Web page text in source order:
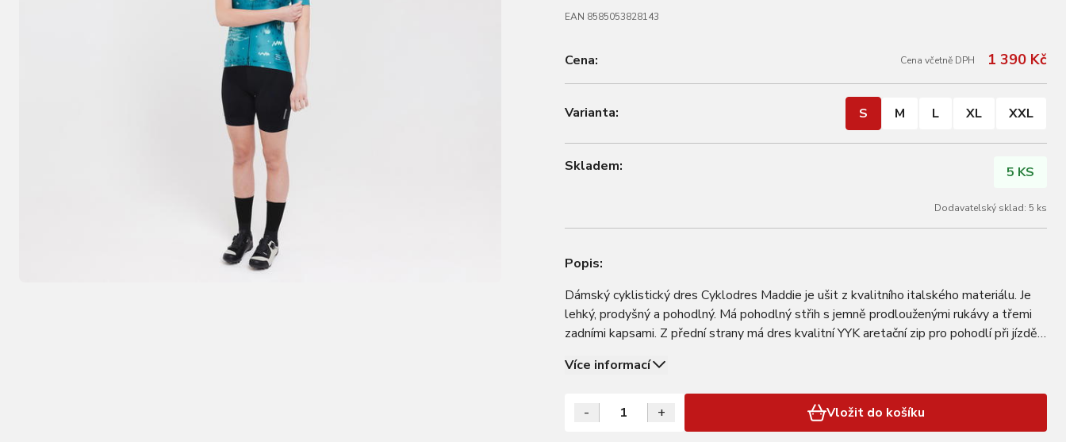
EAN 8585053828143
Cena: Cena včetně DPH 1 390 Kč
Varianta: S M L XL XXL
Skladem: 5 KS
Dodavatelský sklad: 5 ks
Popis:
Dámský cyklistický dres Cyklodres Maddie je ušit z kvalitního italského materiálu. Je
lehký, prodyšný a pohodlný. Má pohodlný střih s jemně prodlouženými rukávy a třemi
zadními kapsami. Z přední strany má dres kvalitní YYK aretační zip pro pohodlí při jízdě
Více informací
- + Vložit do košíku